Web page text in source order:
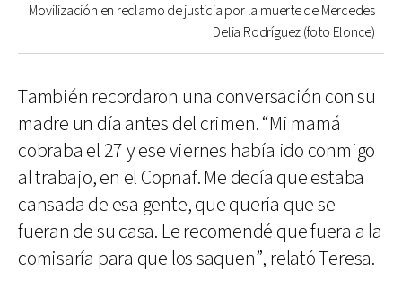
Movilización en reclamo de justicia por la muerte de Mercedes
Delia Rodríguez (foto Elonce)
También recordaron una conversación con su
madre un día antes del crimen. “Mi mamá
cobraba el 27 y ese viernes había ido conmigo
al trabajo, en el Copnaf. Me decía que estaba
cansada de esa gente, que quería que se
fueran de su casa. Le recomendé que fuera a la
comisaría para que los saquen”, relató Teresa.